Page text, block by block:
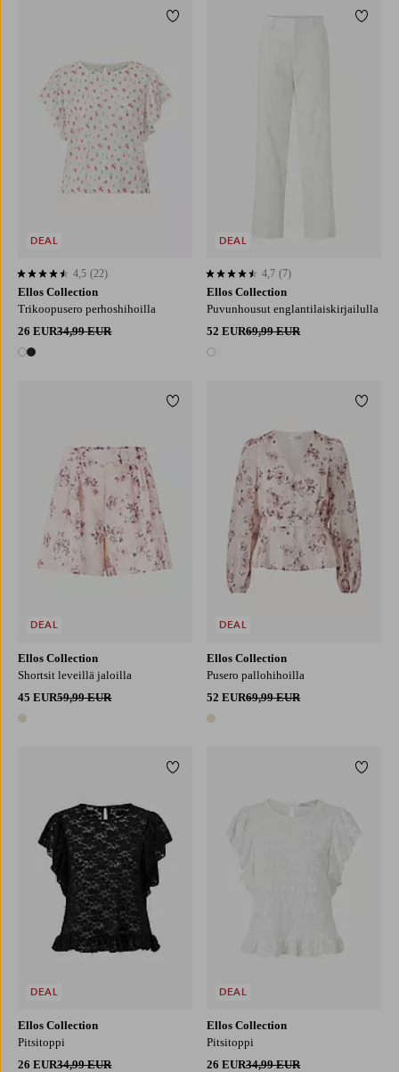
Ellos Collection
Trikoopusero perhoshihoilla
26 EUR34,99 EUR
2 värejä
4,5 perustuen 22 arvosanaan
4,5 (22)
DEAL
Lisää suosikkeihin
Ellos Collection
Puvunhousut englantilaiskirjailulla
52 EUR69,99 EUR
1 väri
4,7 perustuen 7 arvosanaan
4,7 (7)
DEAL
Lisää
Ellos Collection
Shortsit leveillä jaloilla
45 EUR59,99 EUR
1 väri
DEAL
Lisää suosikkeihin
Ellos Collection
Pusero pallohihoilla
52 EUR69,99 EUR
1 väri
DEAL
Lisää
XL
Ellos Collection
Pitsitoppi
26 EUR34,99 EUR
DEAL
Lisää suosikkeihin
Ellos Collection
Pitsitoppi
26 EUR34,99 EUR
DEAL
Lisää